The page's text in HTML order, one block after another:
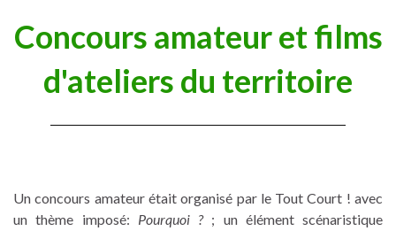
Concours amateur et films
d'ateliers du territoire
Un concours amateur était organisé par le Tout Court ! avec
un thème imposé: Pourquoi ?; un élément scénaristique